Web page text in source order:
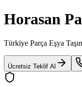
Horasan
Türkiye Parça Eşya
Ücretsiz Teklif Al